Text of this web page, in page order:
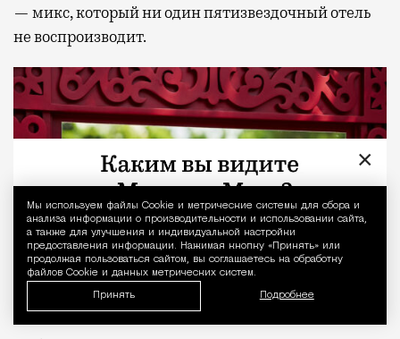
Уведомление
Мы используем файлы Сookie и метрические системы для сбора и
анализа информации о производительности и использовании сайта,
а также для улучшения и индивидуальной настройки
предоставления информации. Нажимая кнопку «Принять» или
продолжая пользоваться сайтом, вы соглашаетесь на обработку
файлов Cookie и данных метрических систем.
Принять Подробнее
— микс, который ни один пятизвездочный отель
не воспроизводит.
×